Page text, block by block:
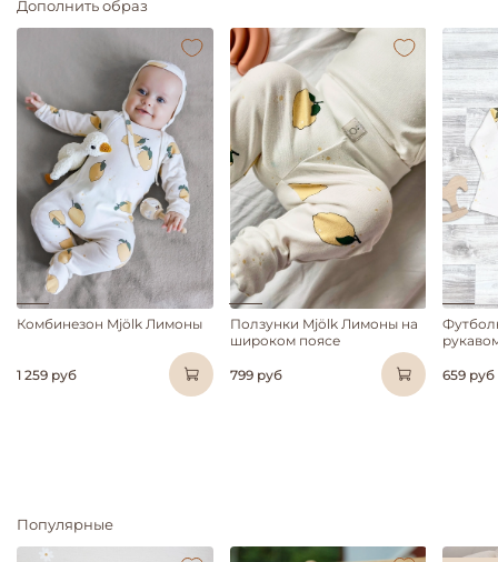
Дополнить образ
Комбинезон Mjölk Лимоны
1 259 руб
Ползунки Mjölk Лимоны на
широком поясе
799 руб 659 руб
Популярные